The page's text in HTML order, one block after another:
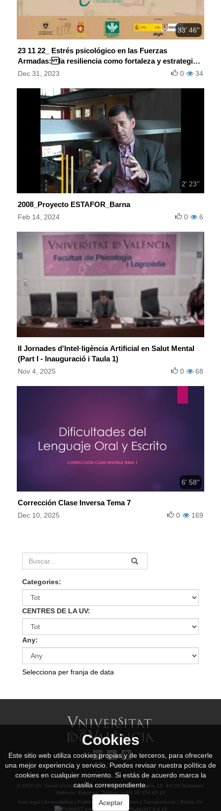
33' 46''
23 11 22_ Estrés psicológico en las Fuerzas
Armadas: la resiliencia como fortaleza y estrategia
de recuperación
Dec 31, 2023 34
0
2' 23''
2008_Proyecto ESTAFOR_Barna
Feb 14, 2024 6
0
II Jornades d'Intel·ligència Artificial en Salut Mental
(Part I - Inauguració i Taula 1)
Nov 4, 2025 68
0
6' 58''
Corrección Clase Inversa Tema 7
Dec 10, 2025 169
0
Categories:
CENTRES DE LA UV:
Any:
Selecciona per franja de data
© 2026 UV. Servei d’Informàtica. - Av. Vicent Andrés Estellés, 19. 46100 Burjassot.
València. Espanya. Telèfon: (+34) 96 354 43 10
Avis legal
| Accessibilitat | Política privacitat|Cookies | Transparència | Bústia UV
Funciona ambPuMuKIT 3.9.10
Cookies
Este sitio web utiliza cookies propias y de terceros, para ofrecerle
una mejor experiencia y servicio. Puedes revisar nuestra política de
cookies en cualquier momento. Si estás de acuerdo marca la
casilla correspondiente.
Aceptar